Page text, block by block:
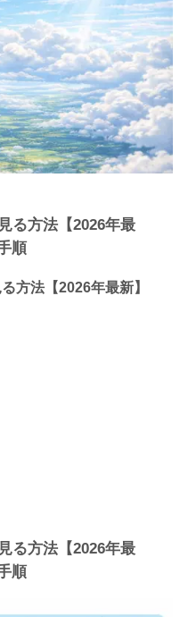
る方法【2026年最
順
る方法【2026年最
順